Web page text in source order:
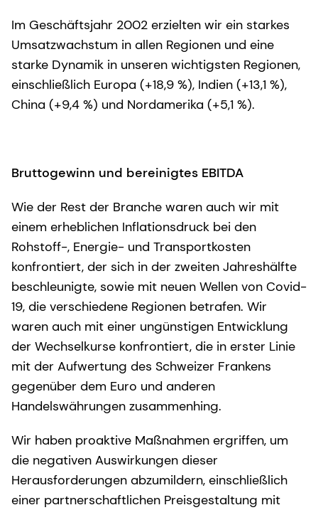
Im Geschäftsjahr 2002 erzielten wir ein starkes
Umsatzwachstum in allen Regionen und eine
starke Dynamik in unseren wichtigsten Regionen,
einschließlich Europa (+18,9 %), Indien (+13,1 %),
China (+9,4 %) und Nordamerika (+5,1 %).
Bruttogewinn und bereinigtes EBITDA
Wie der Rest der Branche waren auch wir mit
einem erheblichen Inflationsdruck bei den
Rohstoff-, Energie- und Transportkosten
konfrontiert, der sich in der zweiten Jahreshälfte
beschleunigte, sowie mit neuen Wellen von Covid-
19, die verschiedene Regionen betrafen. Wir
waren auch mit einer ungünstigen Entwicklung
der Wechselkurse konfrontiert, die in erster Linie
mit der Aufwertung des Schweizer Frankens
gegenüber dem Euro und anderen
Handelswährungen zusammenhing.
Wir haben proaktive Maßnahmen ergriffen, um
die negativen Auswirkungen dieser
Herausforderungen abzumildern, einschließlich
einer partnerschaftlichen Preisgestaltung mit